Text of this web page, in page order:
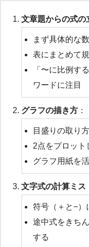
文章題からの式の
まず具体的な
表にまとめて
「〜に比例す
ワードに注目
グラフの描き方 ：
目盛りの取り
2点をプロット
グラフ用紙を
文字式の計算ミス
符号（＋と−）
途中式をきち
する